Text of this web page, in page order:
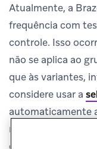
Atualmente, a
frequência com
controle. Isso
não se aplica ao
que às variantes,
considere usar a
automaticamente
receberão cada
e no desempenho